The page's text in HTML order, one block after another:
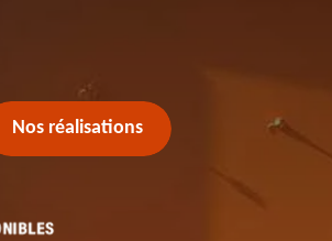
Nos réalisations